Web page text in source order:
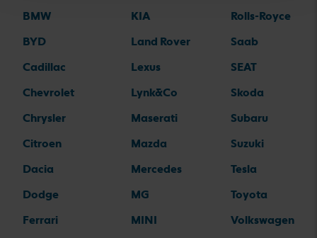
BMW
BYD
Cadillac
Chevrolet
Chrysler
Citroen
Dacia
Dodge
Ferrari
KIA
Land Rover
Lexus
Lynk&Co
Maserati
Mazda
Mercedes
MG
MINI
Rolls-Royce
Saab
SEAT
Skoda
Subaru
Suzuki
Tesla
Toyota
Volkswagen